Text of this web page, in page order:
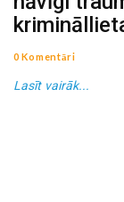
0 Komentāri
Lasīt vairāk...